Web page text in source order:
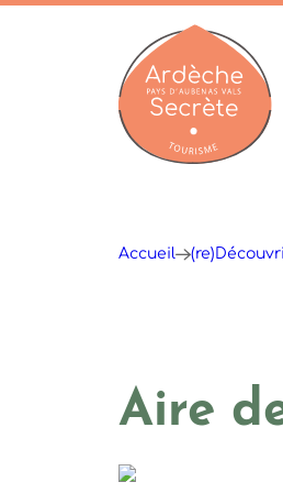
Accueil
Aire